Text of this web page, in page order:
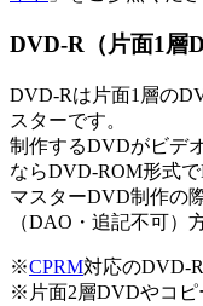
DVD-R（片面1層
DVD-Rは片面1層の
スターです。
制作するDVDがビデ
ならDVD-ROM形式
マスターDVD制作の
（DAO・追記不可）
※CPRM対応のDVD-
※片面2層DVDやコピ